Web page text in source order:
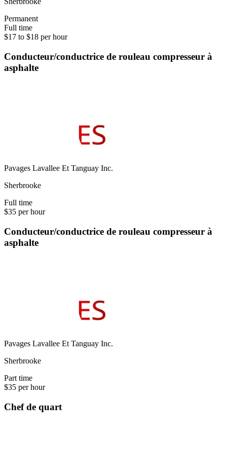
Permanent
Full time
$17 to $18 per hour
Conducteur/conductrice de rouleau compresseur à
asphalte
Pavages Lavallee Et Tanguay Inc.
Sherbrooke
Full time
$35 per hour
Conducteur/conductrice de rouleau compresseur à
asphalte
Pavages Lavallee Et Tanguay Inc.
Sherbrooke
Part time
$35 per hour
Chef de quart